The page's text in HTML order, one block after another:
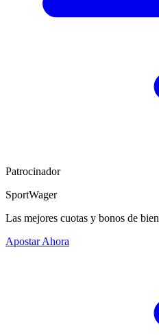
Patrocinador
SportWager
Las mejores cuotas y bonos de
Apostar Ahora